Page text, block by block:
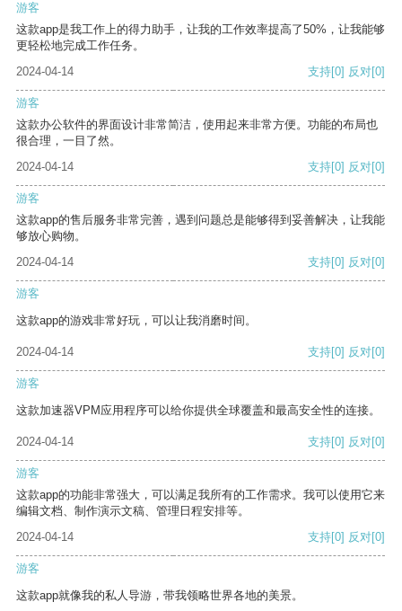
游客
这款app是我工作上的得力助手，让我的工作效率提高了50%，让我能够
更轻松地完成工作任务。
2024-04-14
支持[0] 反对[0]
游客
这款办公软件的界面设计非常简洁，使用起来非常方便。功能的布局也
很合理，一目了然。
2024-04-14
支持[0] 反对[0]
游客
这款app的售后服务非常完善，遇到问题总是能够得到妥善解决，让我能
够放心购物。
2024-04-14
支持[0] 反对[0]
游客
这款app的游戏非常好玩，可以让我消磨时间。
2024-04-14 支持[0] 反对[0]
游客
这款加速器VPM应用程序可以给你提供全球覆盖和最高安全性的连接。
2024-04-14 支持[0] 反对[0]
游客
这款app的功能非常强大，可以满足我所有的工作需求。我可以使用它来
编辑文档、制作演示文稿、管理日程安排等。
2024-04-14
支持[0] 反对[0]
游客
这款app就像我的私人导游，带我领略世界各地的美景。